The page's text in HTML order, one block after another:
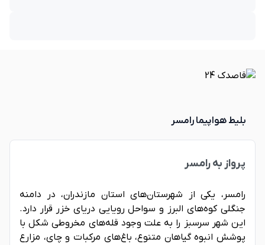
بلیط هواپیما رامسر
پرواز به رامسر
رامسر، یکی از شهرستان‌های استان مازندران، در دامنه
جنگلی کوه‌های البرز و سواحل رویایی دریای خزر قرار دارد.
این شهر سرسبز را به علت وجود قله‌های مخروطی شکل با
پوشش انبوه گیاهان متنوع، باغ‌های مرکبات و چای، مزارع